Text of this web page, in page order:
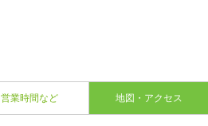
営業時間など 地図・アクセス